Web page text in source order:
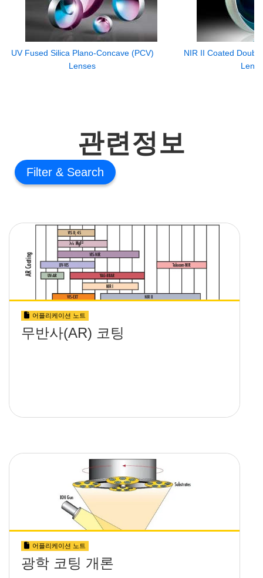
UV Fused Silica Plano-Concave (PCV)
Lenses
NIR II Coated
관련정보
Filter
어플리케이션 노트
무반사(AR) 코팅
어플리케이션 노트
광학 코팅 개론